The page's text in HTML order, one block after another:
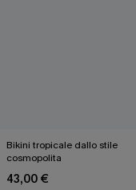
Bikini tropicale dallo stile
cosmopolita
43,00 €